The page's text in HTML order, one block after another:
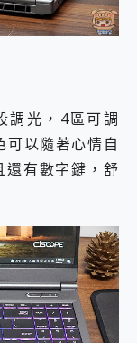
調光，4區可調
以隨著心情自
還有數字鍵，舒